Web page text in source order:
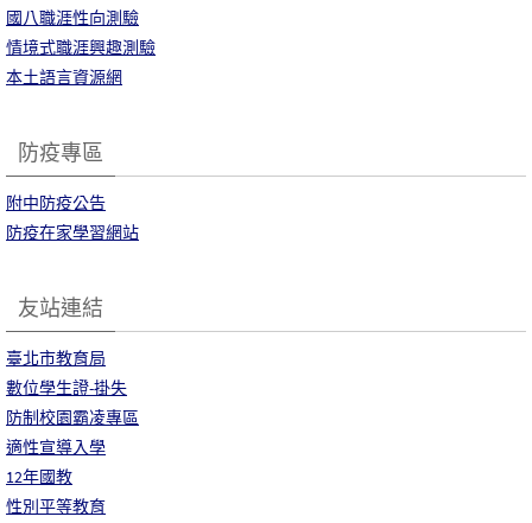
國八職涯性向測驗
情境式職涯興趣測驗
本土語言資源網
防疫專區
附中防疫公告
防疫在家學習網站
友站連結
臺北市教育局
數位學生證-掛失
防制校園霸凌專區
適性宣導入學
12年國教
性別平等教育